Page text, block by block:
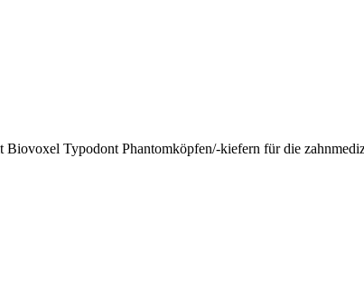
Biovoxel Typodont Phantomköpfen/-kiefern für die